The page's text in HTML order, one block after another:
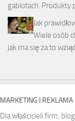
gablotach. Produkty
Jak
Wiele osób
jak ma się za to
MARKETING I REKLAMA
Dla właścicieli firm,